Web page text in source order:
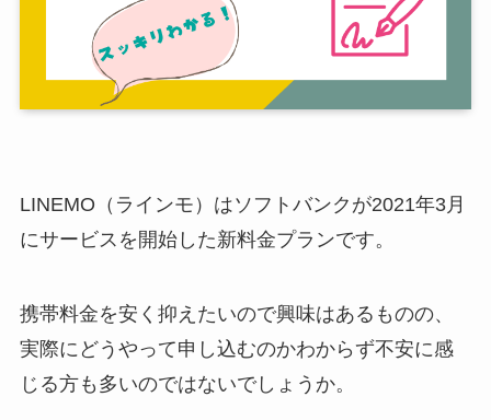
LINEMO（ラインモ）はソフトバンクが2021年3月
にサービスを開始した新料金プランです。
携帯料金を安く抑えたいので興味はあるものの、
実際にどうやって申し込むのかわからず不安に感
じる方も多いのではないでしょうか。